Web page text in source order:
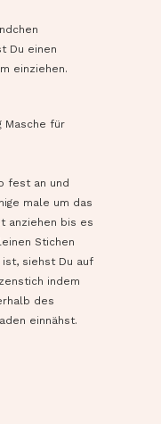
Du einen
einziehen.
Masche für
fest an und
male um das
anziehen bis es
Stichen
siehst Du auf
indem
des
einnähst.